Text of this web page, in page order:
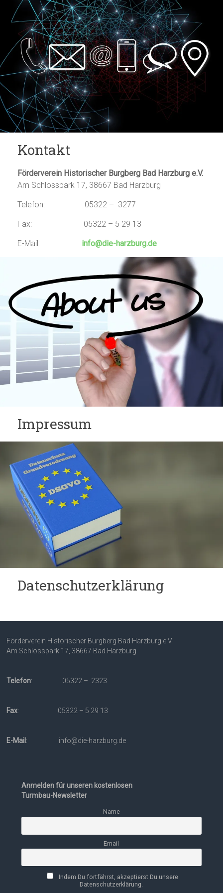
Kontakt
Förderverein Historischer Burgberg Bad Harzburg e.V.
Am Schlosspark 17, 38667 Bad Harzburg
Telefon: 05322 – 3277
Fax: 05322 – 5 29 13
E-Mail: info@die-harzburg.de
Impressum
Datenschutzerklärung
Förderverein Historischer Burgberg Bad Harzburg e.V.
Am Schlosspark 17, 38667 Bad Harzburg
Telefon: 05322 – 2323
Fax: 05322 – 5 29 13
E-Mail : info@die-harzburg.de
Anmelden für unseren kostenlosen
Turmbau-Newsletter
Name
Email
Indem Du fortfährst, akzeptierst Du unsere
Datenschutzerklärung.